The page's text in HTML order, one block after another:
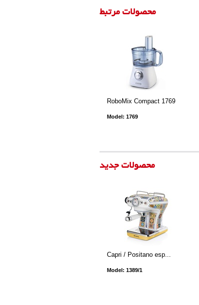
محصولات مرتبط
RoboMix Compact 1769
Model: 1769
محصولات جدید
Capri / Positano esp...
Model: 1389/1